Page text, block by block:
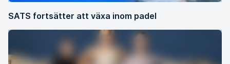
SATS fortsätter att växa inom padel